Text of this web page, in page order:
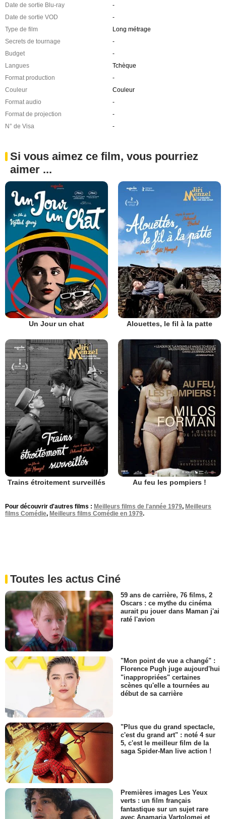
Date de sortie Blu-ray
-
Date de sortie VOD
-
Type de film
Long métrage
Secrets de tournage
-
Budget
-
Langues
Tchèque
Format production
-
Couleur
Couleur
Format audio
-
Format de projection
-
N° de Visa
-
Si vous aimez ce film, vous pourriez
aimer ...
Un Jour un chat Alouettes, le fil à la patte
Trains étroitement surveillés Au feu les pompiers !
Pour découvrir d'autres films : Meilleurs films de l'année 1979, Meilleurs
films Comédie, Meilleurs films Comédie en 1979.
Toutes les actus Ciné
59 ans de carrière, 76 films, 2
Oscars : ce mythe du cinéma
aurait pu jouer dans Maman j'ai
raté l'avion
"Mon point de vue a changé" :
Florence Pugh juge aujourd'hui
"inappropriées" certaines
scènes qu'elle a tournées au
début de sa carrière
"Plus que du grand spectacle,
c'est du grand art" : noté 4 sur
5, c'est le meilleur film de la
saga Spider-Man live action !
Premières images Les Yeux
verts : un film français
fantastique sur un sujet rare
avec Anamaria Vartolomei et